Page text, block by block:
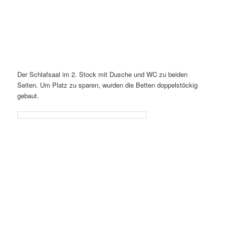
Der Schlafsaal im 2. Stock mit Dusche und WC zu beiden
Seiten. Um Platz zu sparen, wurden die Betten doppelstöckig
gebaut.